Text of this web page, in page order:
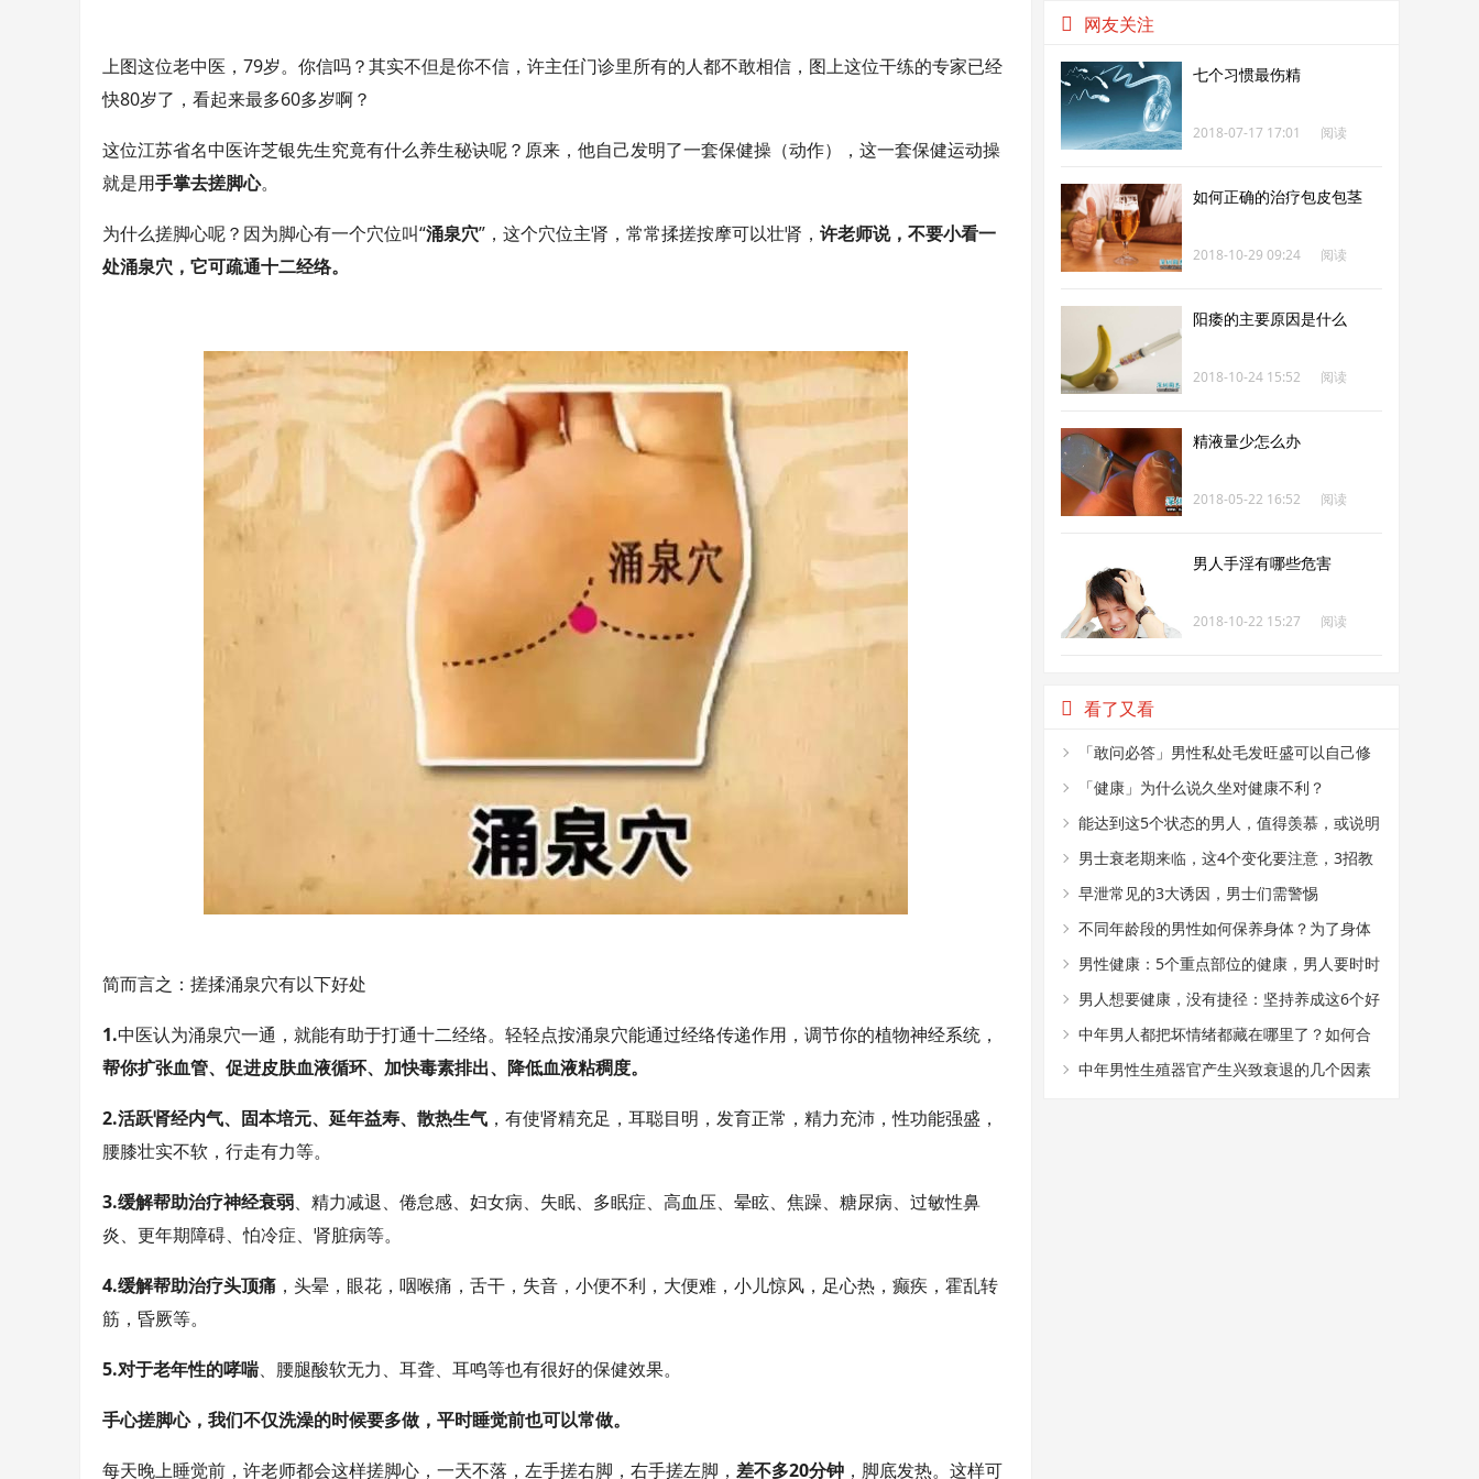
上图这位老中医，79岁。你信吗？其实不但是你不信，许主任门诊里所有的人都不敢相信，图上这位干练的专家已经
快80岁了，看起来最多60多岁啊？
这位江苏省名中医许芝银先生究竟有什么养生秘诀呢？原来，他自己发明了一套保健操（动作），这一套保健运动操
就是用手掌去搓脚心。
为什么搓脚心呢？因为脚心有一个穴位叫“涌泉穴”，这个穴位主肾，常常揉搓按摩可以壮肾， 许老师说，不要小看一
处涌泉穴，它可疏通十二经络。
简而言之：搓揉涌泉穴有以下好处
1.中医认为涌泉穴一通，就能有助于打通十二经络。轻轻点按涌泉穴能通过经络传递作用，调节你的植物神经系统，
帮你扩张血管、促进皮肤血液循环、加快毒素排出、降低血液粘稠度。
2.活跃肾经内气、固本培元、延年益寿、散热生气 ，有使肾精充足，耳聪目明，发育正常，精力充沛，性功能强盛，
腰膝壮实不软，行走有力等。
3.缓解帮助治疗神经衰弱、精力减退、倦怠感、妇女病、失眠、多眠症、高血压、晕眩、焦躁、糖尿病、过敏性鼻
炎、更年期障碍、怕冷症、肾脏病等。
4.缓解帮助治疗头顶痛 ，头晕，眼花，咽喉痛，舌干，失音，小便不利，大便难，小儿惊风，足心热，癫疾，霍乱转
筋，昏厥等。
5.对于老年性的哮喘、腰腿酸软无力、耳聋、耳鸣等也有很好的保健效果。
手心搓脚心，我们不仅洗澡的时候要多做，平时睡觉前也可以常做。
每天晚上睡觉前，许老师都会这样搓脚心，一天不落，左手搓右脚，右手搓左脚， 差不多20分钟 ，脚底发热。这样可
网友关注
七个习惯最伤精
2018-07-17 17:01
阅读
如何正确的治疗包皮包茎
2018-10-29 09:24
阅读
阳痿的主要原因是什么
2018-10-24 15:52
阅读
精液量少怎么办
2018-05-22 16:52
阅读
男人手淫有哪些危害
2018-10-22 15:27
阅读
看了又看
「敢问必答」男性私处毛发旺盛可以自己修
剪吗？
「健康」为什么说久坐对健康不利？
能达到这5个状态的男人，值得羡慕，或说明
身体很健康
男士衰老期来临，这4个变化要注意，3招教
你护理身体
早泄常见的3大诱因，男士们需警惕
不同年龄段的男性如何保养身体？为了身体
健康，看看这4个建议
男性健康：5个重点部位的健康，男人要时时
关注
男人想要健康，没有捷径：坚持养成这6个好
习惯
中年男人都把坏情绪都藏在哪里了？如何合
理发泄自己的情绪
中年男性生殖器官产生兴致衰退的几个因素